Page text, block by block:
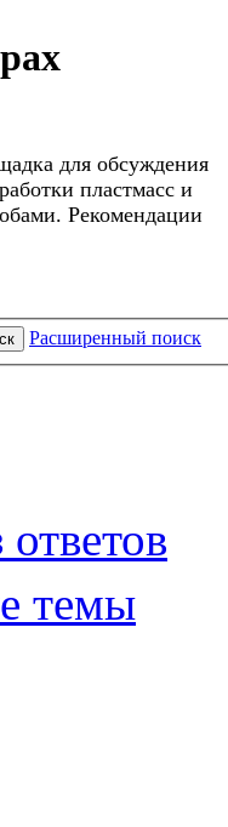
для обсуждения
пластмасс и
Рекомендации
Расширенный поиск
темы